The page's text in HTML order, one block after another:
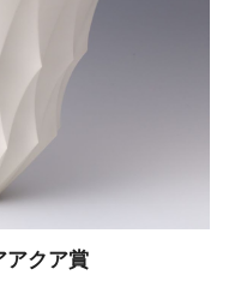
アクア賞